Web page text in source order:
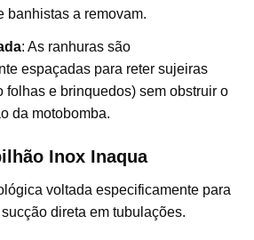
banhistas a removam.
: As ranhuras são
espaçadas para reter sujeiras
folhas e brinquedos) sem obstruir o
da motobomba.
Inox Inaqua
voltada especificamente para
direta em tubulações.